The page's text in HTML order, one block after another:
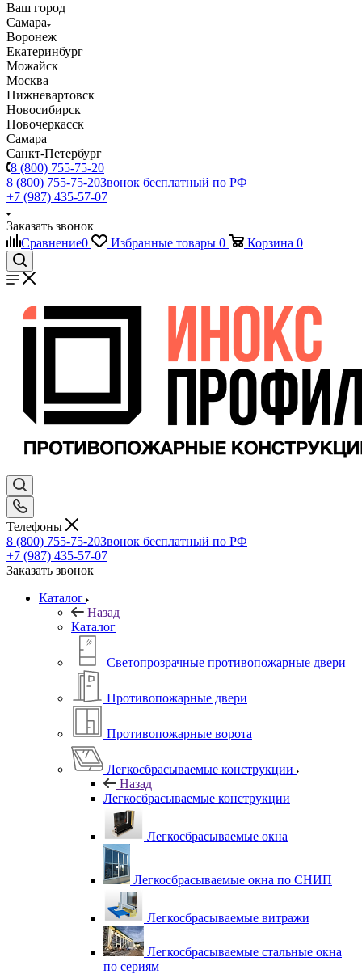
Ваш город
Самара
Воронеж
Екатеринбург
Можайск
Москва
Нижневартовск
Новосибирск
Новочеркасск
Самара
Санкт-Петербург
8 (800) 755-75-20
8 (800) 755-75-20Звонок бесплатный по РФ
+7 (987) 435-57-07
Заказать звонок
Сравнение0 Избранные товары 0 Корзина 0
Телефоны
8 (800) 755-75-20Звонок бесплатный по РФ
+7 (987) 435-57-07
Заказать звонок
Каталог
Назад
Каталог
Светопрозрачные противопожарные двери
Противопожарные двери
Противопожарные ворота
Легкосбрасываемые конструкции
Назад
Легкосбрасываемые конструкции
Легкосбрасываемые окна
Легкосбрасываемые окна по СНИП
Легкосбрасываемые витражи
Легкосбрасываемые стальные окна
по сериям